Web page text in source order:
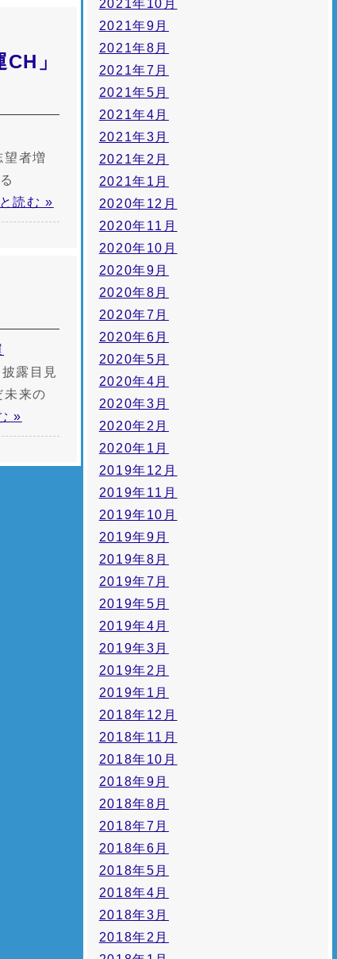
」
者増
読む »
露目見
未来の
»
2021年10月
2021年9月
2021年8月
2021年7月
2021年5月
2021年4月
2021年3月
2021年2月
2021年1月
2020年12月
2020年11月
2020年10月
2020年9月
2020年8月
2020年7月
2020年6月
2020年5月
2020年4月
2020年3月
2020年2月
2020年1月
2019年12月
2019年11月
2019年10月
2019年9月
2019年8月
2019年7月
2019年5月
2019年4月
2019年3月
2019年2月
2019年1月
2018年12月
2018年11月
2018年10月
2018年9月
2018年8月
2018年7月
2018年6月
2018年5月
2018年4月
2018年3月
2018年2月